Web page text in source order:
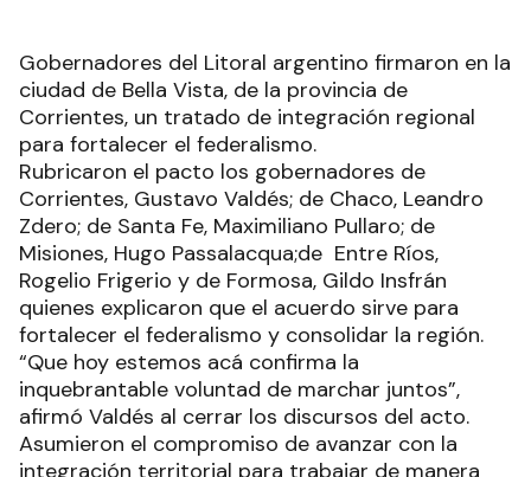
Gobernadores del Litoral argentino firmaron en la
ciudad de Bella Vista, de la provincia de
Corrientes, un tratado de integración regional
para fortalecer el federalismo.
Rubricaron el pacto los gobernadores de
Corrientes, Gustavo Valdés; de Chaco, Leandro
Zdero; de Santa Fe, Maximiliano Pullaro; de
Misiones, Hugo Passalacqua;de Entre Ríos,
Rogelio Frigerio y de Formosa, Gildo Insfrán
quienes explicaron que el acuerdo sirve para
fortalecer el federalismo y consolidar la región.
“Que hoy estemos acá confirma la
inquebrantable voluntad de marchar juntos”,
afirmó Valdés al cerrar los discursos del acto.
Asumieron el compromiso de avanzar con la
integración territorial para trabajar de manera